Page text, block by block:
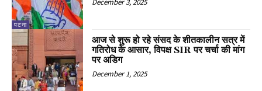
पटना
December 3, 2025
आज से शुरू हो रहे संसद के शीतकालीन सत्र में
गतिरोध के आसार, विपक्ष SIR पर चर्चा की मांग
पर अडिग
December 1, 2025